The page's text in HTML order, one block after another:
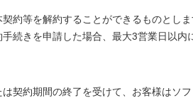
約等を解約することができるものとしま
続きを申請した場合、最大3営業日以内
契約期間の終了を受けて、お客様はソ